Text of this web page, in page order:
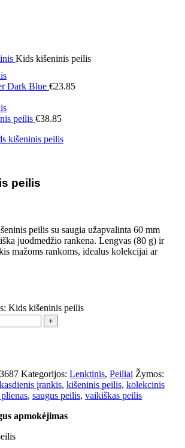
Kids kišeninis peilis
Dark Blue €23.85
peilis €38.85
peilis
peilis su saugia užapvalinta 60 mm
juodmedžio rankena. Lengvas (80 g) ir
mažoms rankoms, idealus kolekcijai ar
Kids kišeninis peilis
Kategorijos: Lenktinis, Peiliai Žymos:
kasdienis įrankis, kišeninis peilis, kolekcinis
, saugus peilis, vaikiškas peilis
apmokėjimas